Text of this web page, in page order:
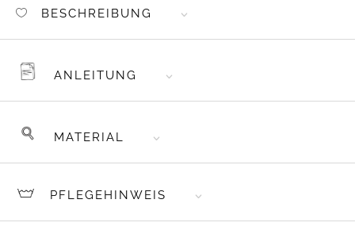
BESCHREIBUNG
ANLEITUNG
MATERIAL
PFLEGEHINWEIS